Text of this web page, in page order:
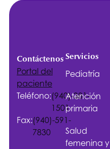
Contáctenos
Portal del
paciente
Teléfono:(940)-381-
1501
Fax:(940)-591-
7830
Servicios
Pediatría
Atención
primaria
Salud
femenina y